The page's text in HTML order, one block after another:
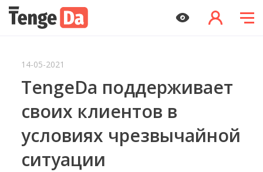
14-05-2021
TengeDa поддерживает
своих клиентов в
условиях чрезвычайной
ситуации